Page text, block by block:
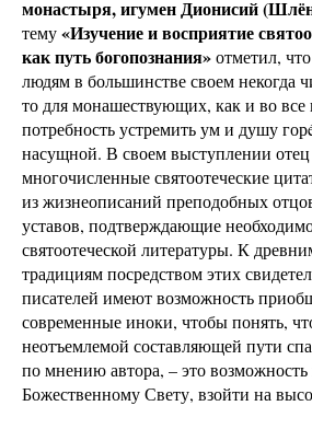
монастыря, игумен Дионисий
тему«Изучение и восприятие
как путь богопознания»отметил,
людям в большинстве своем некогда
то для монашествующих, как и во все
потребность устремить ум и душу
насущной. В своем выступлении
многочисленные святоотеческие
из жизнеописаний преподобных
уставов, подтверждающие
святоотеческой литературы. К
традициям посредством этих
писателей имеют возможность
современные иноки, чтобы понять,
неотъемлемой составляющей пути
по мнению автора, – это
Божественному Свету, взойти на